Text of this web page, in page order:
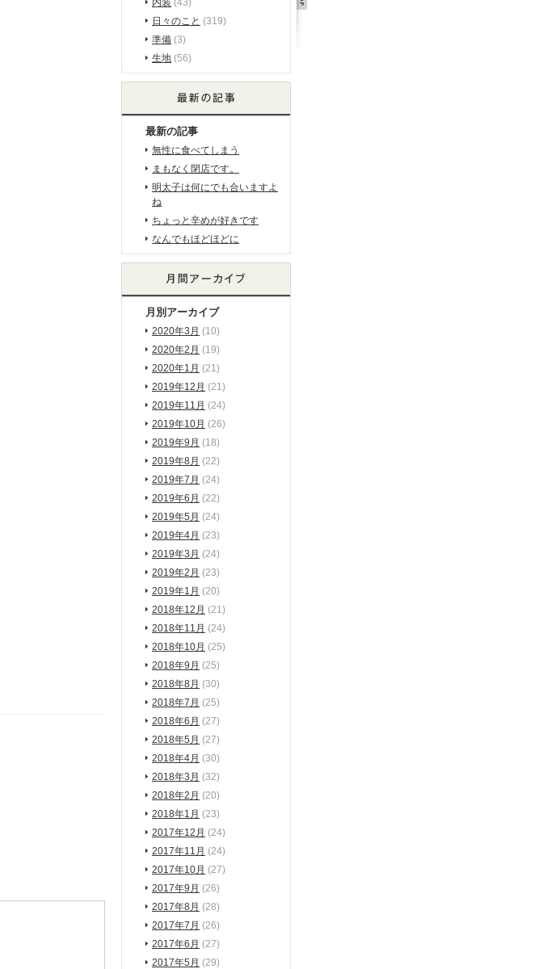
内装 (43)
日々のこと (319)
準備 (3)
生地 (56)
最新の記事
無性に食べてしまう
まもなく閉店です。
明太子は何にでも合いますよ
ね
ちょっと辛めが好きです
なんでもほどほどに
月別アーカイブ
2020年3月 (10)
2020年2月 (19)
2020年1月 (21)
2019年12月 (21)
2019年11月 (24)
2019年10月 (26)
2019年9月 (18)
2019年8月 (22)
2019年7月 (24)
2019年6月 (22)
2019年5月 (24)
2019年4月 (23)
2019年3月 (24)
2019年2月 (23)
2019年1月 (20)
2018年12月 (21)
2018年11月 (24)
2018年10月 (25)
2018年9月 (25)
2018年8月 (30)
2018年7月 (25)
2018年6月 (27)
2018年5月 (27)
2018年4月 (30)
2018年3月 (32)
2018年2月 (20)
2018年1月 (23)
2017年12月 (24)
2017年11月 (24)
2017年10月 (27)
2017年9月 (26)
2017年8月 (28)
2017年7月 (26)
2017年6月 (27)
2017年5月 (29)